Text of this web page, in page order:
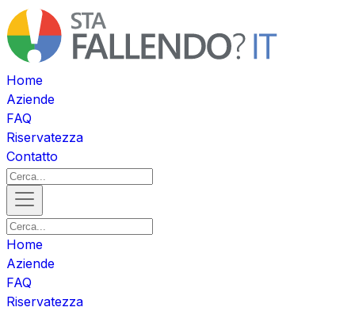
Home
Aziende
FAQ
Riservatezza
Contatto
Home
Aziende
FAQ
Riservatezza